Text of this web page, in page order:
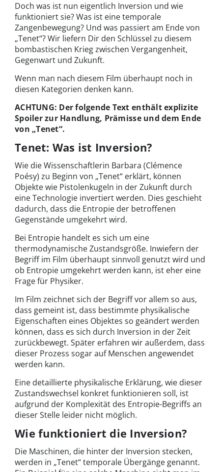
Doch was ist nun eigentlich Inversion und wie
funktioniert sie? Was ist eine temporale
Zangenbewegung? Und was passiert am Ende von
„Tenet“? Wir liefern Dir den Schlüssel zu diesem
bombastischen Krieg zwischen Vergangenheit,
Gegenwart und Zukunft.
Wenn man nach diesem Film überhaupt noch in
diesen Kategorien denken kann.
ACHTUNG: Der folgende Text enthält explizite
Spoiler zur Handlung, Prämisse und dem Ende
von „Tenet“.
Tenet: Was ist Inversion?
Wie die Wissenschaftlerin Barbara (Clémence
Poésy) zu Beginn von „Tenet“ erklärt, können
Objekte wie Pistolenkugeln in der Zukunft durch
eine Technologie invertiert werden. Dies geschieht
dadurch, dass die Entropie der betroffenen
Gegenstände umgekehrt wird.
Bei Entropie handelt es sich um eine
thermodynamische Zustandsgröße. Inwiefern der
Begriff im Film überhaupt sinnvoll genutzt wird und
ob Entropie umgekehrt werden kann, ist eher eine
Frage für Physiker.
Im Film zeichnet sich der Begriff vor allem so aus,
dass gemeint ist, dass bestimmte physikalische
Eigenschaften eines Objektes so geändert werden
können, dass es sich durch Inversion in der Zeit
zurückbewegt. Später erfahren wir außerdem, dass
dieser Prozess sogar auf Menschen angewendet
werden kann.
Eine detaillierte physikalische Erklärung, wie dieser
Zustandswechsel konkret funktionieren soll, ist
aufgrund der Komplexität des Entropie-Begriffs an
dieser Stelle leider nicht möglich.
Wie funktioniert die Inversion?
Die Maschinen, die hinter der Inversion stecken,
werden in „Tenet“ temporale Übergänge genannt.